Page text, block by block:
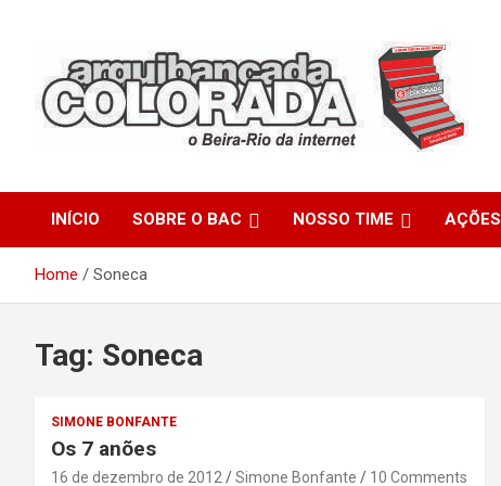
Arquibancada Colorada
INÍCIO SOBRE O BAC NOSSO TIME AÇÕES
Home Soneca
Tag: Soneca
SIMONE BONFANTE
Os 7 anões
16 de dezembro de 2012 Simone Bonfante 10 Comments